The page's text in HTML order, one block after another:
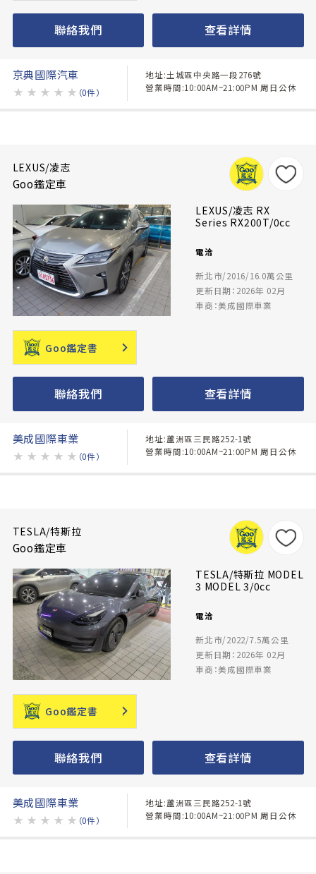
聯絡我們 查看詳情
京典國際汽車
★ ★ ★ ★ ★ （0件）
地址:土城區中央路一段276號
營業時間:10:00AM~21:00PM 周日公休
LEXUS/凌志
Goo鑑定車
LEXUS/凌志 RX
Series RX200T/0cc
電洽
新北市/2016/16.0萬公里
更新日期：2026年 02月
車商：美成國際車業
Goo鑑定書
聯絡我們 查看詳情
美成國際車業
★ ★ ★ ★ ★ （0件）
地址:蘆洲區三民路252-1號
營業時間:10:00AM~21:00PM 周日公休
TESLA/特斯拉
Goo鑑定車
TESLA/特斯拉 MODEL
3 MODEL 3/0cc
電洽
新北市/2022/7.5萬公里
更新日期：2026年 02月
車商：美成國際車業
Goo鑑定書
聯絡我們 查看詳情
美成國際車業
★ ★ ★ ★ ★ （0件）
地址:蘆洲區三民路252-1號
營業時間:10:00AM~21:00PM 周日公休